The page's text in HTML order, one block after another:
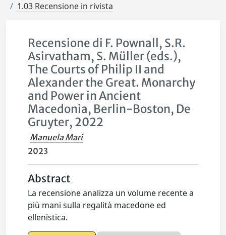
1.03 Recensione in rivista
Recensione di F. Pownall, S.R.
Asirvatham, S. Müller (eds.),
The Courts of Philip II and
Alexander the Great. Monarchy
and Power in Ancient
Macedonia, Berlin-Boston, De
Gruyter, 2022
Manuela Mari
2023
Abstract
La recensione analizza un volume recente a
più mani sulla regalità macedone ed
ellenistica.